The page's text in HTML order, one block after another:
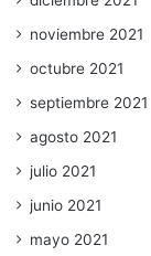
noviembre 2021
octubre 2021
septiembre 2021
agosto 2021
julio 2021
junio 2021
mayo 2021